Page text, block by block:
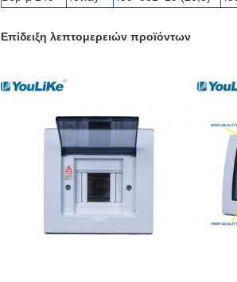
Επίδειξη λεπτομερειών προϊόντων